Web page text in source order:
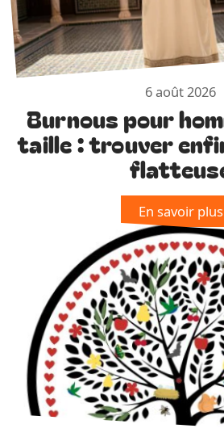
6 août 2026
Burnous pour
taille : trouver
En savoir plus